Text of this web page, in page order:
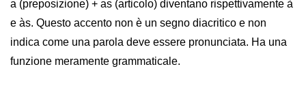
a (preposizione) + as (articolo) diventano rispettivamente à
e às. Questo accento non è un segno diacritico e non
indica come una parola deve essere pronunciata. Ha una
funzione meramente grammaticale.